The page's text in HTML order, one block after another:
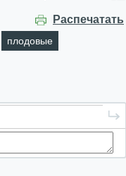
Распечатать
плодовые